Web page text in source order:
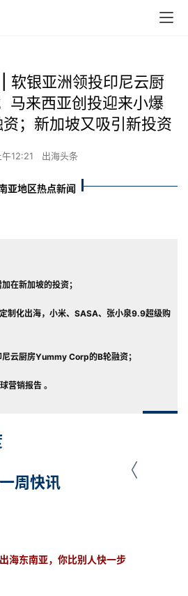
软银亚洲领投印尼云厨
马来西亚创投迎来小爆
；新加坡又吸引新投资
12:21 出海头条
亚地区热点新闻
在新加坡的投资；
制化出海，小米、SASA、张小泉9.9超级购
云厨房Yummy Corp的B轮融资；
营销报告 。
周快讯
海东南亚，你比别人快一步